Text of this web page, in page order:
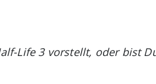
Life 3 vorstellt, oder bist